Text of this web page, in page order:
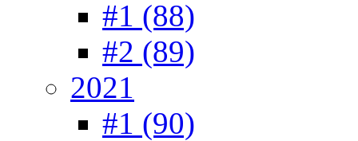
#1 (88)
#2 (89)
2021
#1 (90)